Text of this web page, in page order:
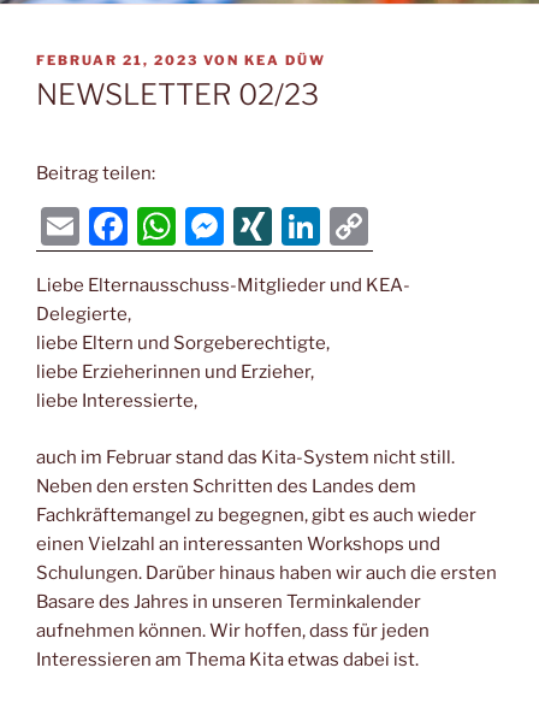
VERÖFFENTLICHT
AM
FEBRUAR 21, 2023 VON KEA DÜW
NEWSLETTER 02/23
Beitrag teilen:
E
m
ai
l
F
a
c
e
b
o
o
k
W
h
at
s
A
p
p
M
e
ss
e
n
er
XI
N
G
Li
n
k
e
o
p
k
Liebe Elternausschuss-Mitglieder und KEA-
Delegierte,
liebe Eltern und Sorgeberechtigte,
liebe Erzieherinnen und Erzieher,
liebe Interessierte,
auch im Februar stand das Kita-System nicht still.
Neben den ersten Schritten des Landes dem
Fachkräftemangel zu begegnen, gibt es auch wieder
einen Vielzahl an interessanten Workshops und
Schulungen. Darüber hinaus haben wir auch die ersten
Basare des Jahres in unseren Terminkalender
aufnehmen können. Wir hoffen, dass für jeden
Interessieren am Thema Kita etwas dabei ist.